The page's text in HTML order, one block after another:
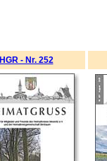
HGR - Nr. 252